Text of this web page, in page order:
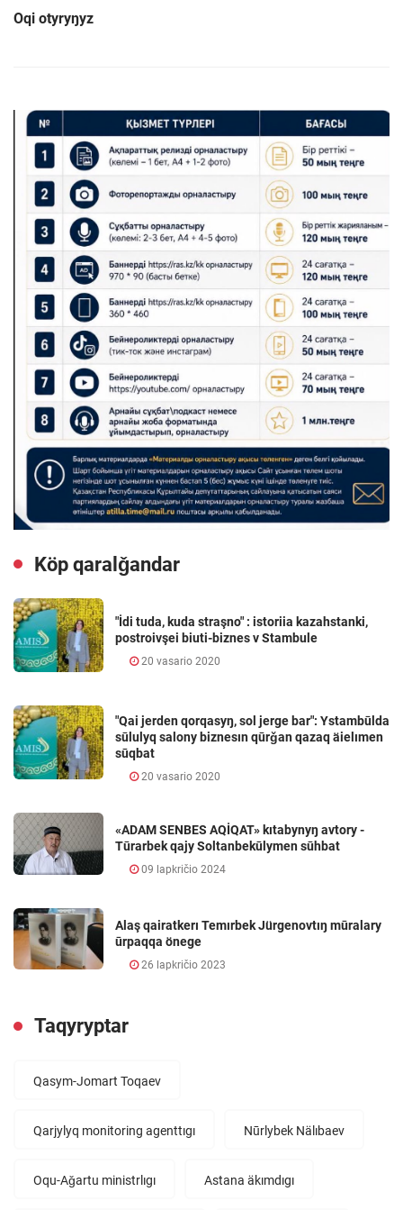
Oqi otyryŋyz
Köp qaralǧandar
"İdi tuda, kuda straşno" : istoriia kazahstanki,
postroivşei biuti-biznes v Stambule
20 vasario 2020
"Qai jerden qorqasyŋ, sol jerge bar": Ystambūlda
sūlulyq salony biznesın qūrǧan qazaq äielımen
sūqbat
20 vasario 2020
«ADAM SENBES AQİQAT» kıtabynyŋ avtory -
Tūrarbek qajy Soltanbekūlymen sūhbat
09 lapkričio 2024
Alaş qairatkerı Temırbek Jürgenovtıŋ mūralary
ūrpaqqa önege
26 lapkričio 2023
Taqyryptar
Qasym-Jomart Toqaev
Qarjylyq monitoring agenttıgı Nūrlybek Nälıbaev
Oqu-Aǧartu ministrlıgı Astana äkımdıgı